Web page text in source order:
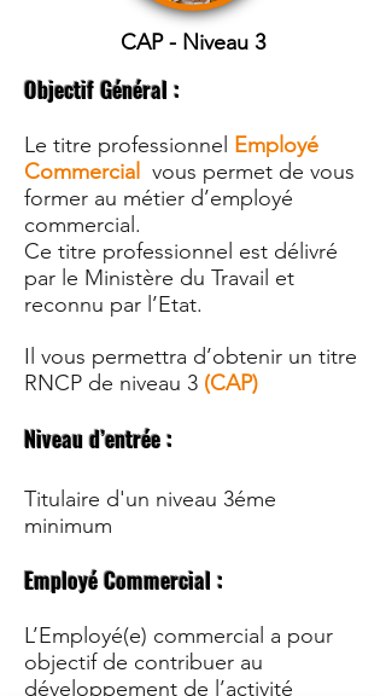
CAP - Niveau 3
Objectif Général :
Le titre professionnel Employé
Commercial
vous permet de vous
former au métier d’employé
commercial.
Ce titre professionnel est délivré
par le Ministère du Travail et
reconnu par l’Etat.
Il vous permettra d’obtenir un titre
RNCP de niveau 3 (CAP)
Niveau d’entrée :
Titulaire d'un niveau 3éme
minimum
Employé Commercial :
L’Employé(e) commercial a pour
objectif de contribuer au
développement de l’activité